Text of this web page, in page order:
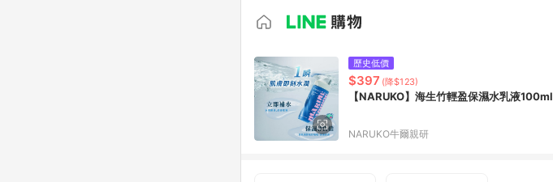
歷史低價
$397 (降$123)
【NARUKO】海生竹輕盈保濕水乳液100ml
NARUKO牛爾親研